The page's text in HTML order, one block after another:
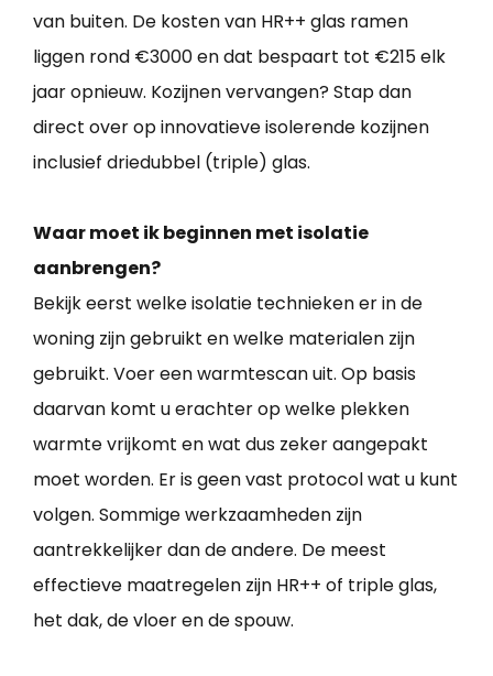
van buiten. De kosten van HR++ glas ramen
liggen rond €3000 en dat bespaart tot €215 elk
jaar opnieuw. Kozijnen vervangen? Stap dan
direct over op innovatieve isolerende kozijnen
inclusief driedubbel (triple) glas.
Waar moet ik beginnen met isolatie
aanbrengen?
Bekijk eerst welke isolatie technieken er in de
woning zijn gebruikt en welke materialen zijn
gebruikt. Voer een warmtescan uit. Op basis
daarvan komt u erachter op welke plekken
warmte vrijkomt en wat dus zeker aangepakt
moet worden. Er is geen vast protocol wat u kunt
volgen. Sommige werkzaamheden zijn
aantrekkelijker dan de andere. De meest
effectieve maatregelen zijn HR++ of triple glas,
het dak, de vloer en de spouw.